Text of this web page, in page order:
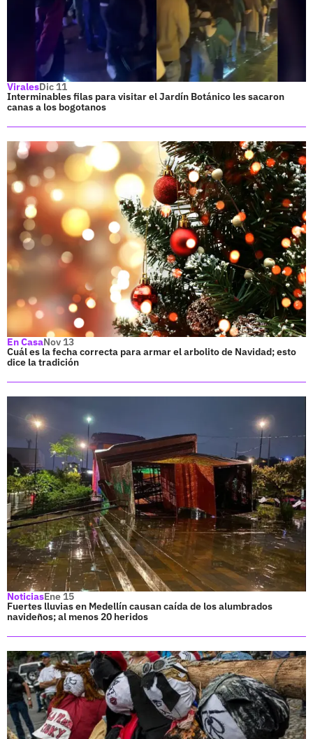
ViralesDic 11
Interminables filas para visitar el Jardín Botánico les sacaron
canas a los bogotanos
En CasaNov 13
Cuál es la fecha correcta para armar el arbolito de Navidad; esto
dice la tradición
NoticiasEne 15
Fuertes lluvias en Medellín causan caída de los alumbrados
navideños; al menos 20 heridos